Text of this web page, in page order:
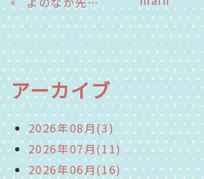
アーカイブ
2026年08月(3)
2026年07月(11)
2026年06月(16)